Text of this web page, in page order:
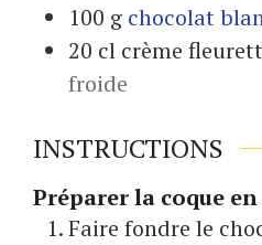
100 g chocolat
20 cl crème
froide
INSTRUCTIONS
Préparer la coque
Faire fondre le